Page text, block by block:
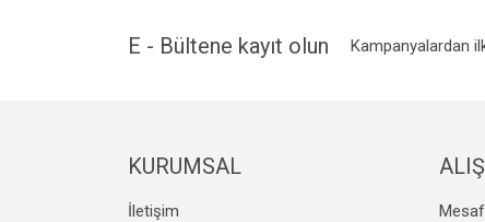
Ürün bilgilerinde hatalar bulunuyor.
E - Bültene kayıt olun Kampanyalardan
KURUMSAL
İletişim